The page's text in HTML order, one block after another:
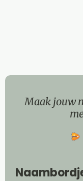
Maak jouw